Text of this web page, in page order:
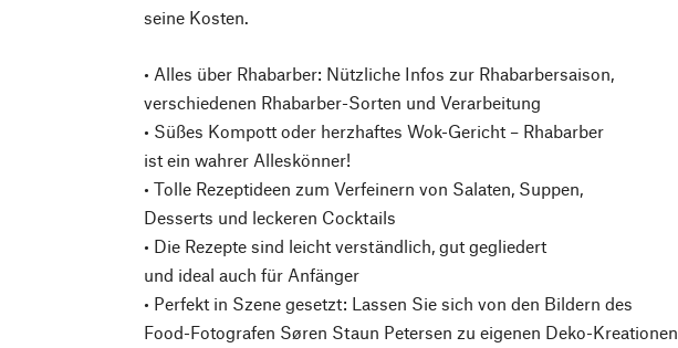
seine Kosten.
• Alles über Rhabarber: Nützliche Infos zur Rhabarbersaison,
verschiedenen Rhabarber-Sorten und Verarbeitung
• Süßes Kompott oder herzhaftes Wok-Gericht – Rhabarber
ist ein wahrer Alleskönner!
• Tolle Rezeptideen zum Verfeinern von Salaten, Suppen,
Desserts und leckeren Cocktails
• Die Rezepte sind leicht verständlich, gut gegliedert
und ideal auch für Anfänger
• Perfekt in Szene gesetzt: Lassen Sie sich von den Bildern des
Food-Fotografen Søren Staun Petersen zu eigenen Deko-Kreationen